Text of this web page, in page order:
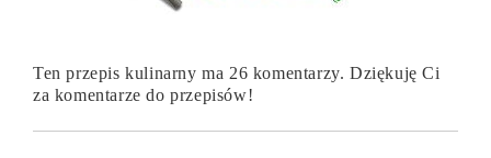
Ten przepis kulinarny ma 26 komentarzy. Dziękuję Ci
za komentarze do przepisów!